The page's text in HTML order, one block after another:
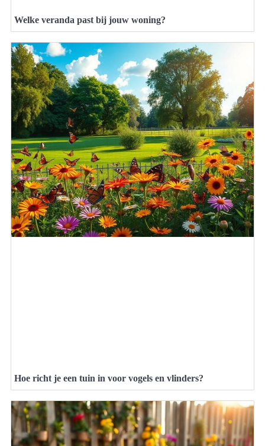
Welke veranda past bij jouw woning?
Hoe richt je een tuin in voor vogels en vlinders?